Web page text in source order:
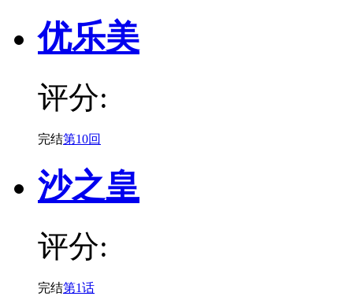
优乐美
评分:
完结第10回
沙之皇
评分:
完结第1话